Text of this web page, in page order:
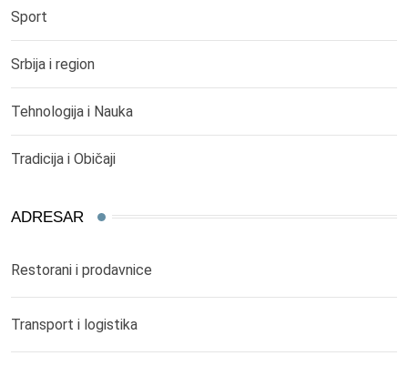
Sport
Srbija i region
Tehnologija i Nauka
Tradicija i Običaji
ADRESAR
Restorani i prodavnice
Transport i logistika